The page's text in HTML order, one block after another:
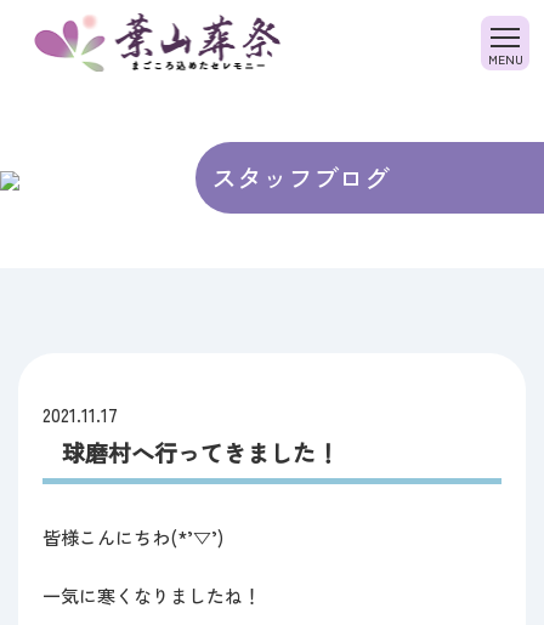
ホーム
ヴィオラ
ご葬儀の流れ
無料相談窓口
スタッフブログ
2021.11.17
球磨村へ行ってきました！
皆様こんにちわ(*’▽’)
一気に寒くなりましたね！